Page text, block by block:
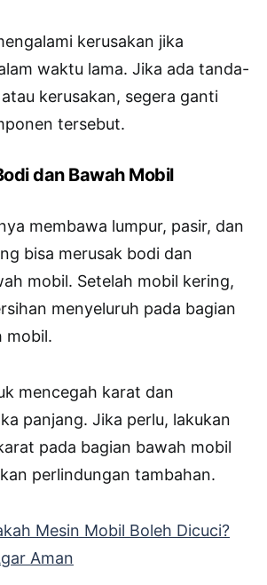
kerusakan jika
waktu lama. Jika ada tanda-
kerusakan, segera ganti
tersebut.
dan Bawah Mobil
membawa lumpur, pasir, dan
bisa merusak bodi dan
mobil. Setelah mobil kering,
menyeluruh pada bagian
mobil.
mencegah karat dan
panjang. Jika perlu, lakukan
pada bagian bawah mobil
perlindungan tambahan.
Mesin Mobil Boleh Dicuci?
Aman